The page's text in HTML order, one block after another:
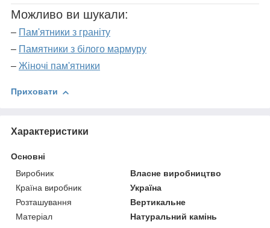
Можливо ви шукали:
– Пам'ятники з граніту
– Памятники з білого мармуру
– Жіночі пам'ятники
Приховати
Характеристики
Основні
Виробник
Власне виробництво
Країна виробник
Україна
Розташування
Вертикальне
Матеріал
Натуральний камінь